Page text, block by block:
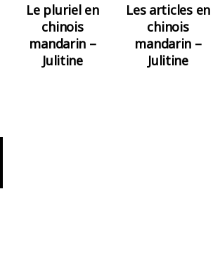
Le pluriel en
chinois
mandarin –
Julitine
Les articles en
chinois
mandarin –
Julitine